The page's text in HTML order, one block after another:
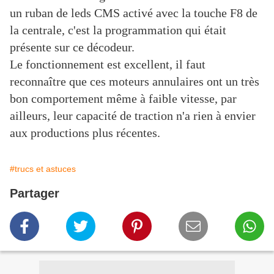
un ruban de leds CMS activé avec la touche F8 de
la centrale, c'est la programmation qui était
présente sur ce décodeur.
Le fonctionnement est excellent, il faut
reconnaître que ces moteurs annulaires ont un très
bon comportement même à faible vitesse, par
ailleurs, leur capacité de traction n'a rien à envier
aux productions plus récentes.
#trucs et astuces
Partager